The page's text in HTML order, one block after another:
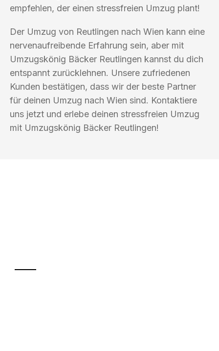
empfehlen, der einen stressfreien Umzug plant!
Der Umzug von Reutlingen nach Wien kann eine
nervenaufreibende Erfahrung sein, aber mit
Umzugskönig Bäcker Reutlingen kannst du dich
entspannt zurücklehnen. Unsere zufriedenen
Kunden bestätigen, dass wir der beste Partner
für deinen Umzug nach Wien sind. Kontaktiere
uns jetzt und erlebe deinen stressfreien Umzug
mit Umzugskönig Bäcker Reutlingen!